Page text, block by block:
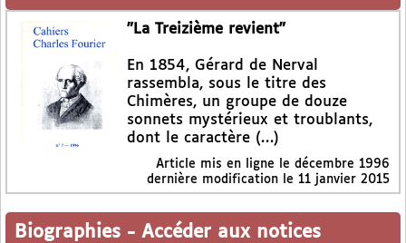
"La Treizième revient"
En 1854, Gérard de Nerval
rassembla, sous le titre des
Chimères, un groupe de douze
sonnets mystérieux et troublants,
dont le caractère (…)
Article mis en ligne le décembre 1996
dernière modification le 11 janvier 2015
Biographies - Accéder aux notices